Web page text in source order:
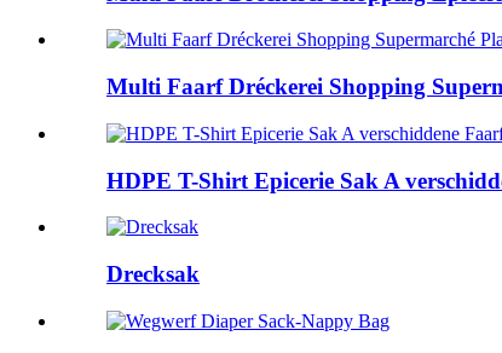
Multi Faarf Dréckerei Shopping
HDPE T-Shirt Epicerie Sak A
Drecksak